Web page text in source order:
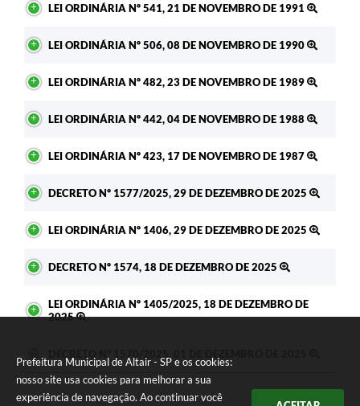
Prefeitura Municipal de Altair - SP e os cookies:
nosso site usa cookies para melhorar a sua
experiência de navegação. Ao continuar você
LEI ORDINÁRIA Nº 541, 21 DE NOVEMBRO DE 1991
LEI ORDINÁRIA Nº 506, 08 DE NOVEMBRO DE 1990
LEI ORDINÁRIA Nº 482, 23 DE NOVEMBRO DE 1989
LEI ORDINÁRIA Nº 442, 04 DE NOVEMBRO DE 1988
LEI ORDINÁRIA Nº 423, 17 DE NOVEMBRO DE 1987
DECRETO Nº 1577/2025, 29 DE DEZEMBRO DE 2025
LEI ORDINÁRIA Nº 1406, 29 DE DEZEMBRO DE 2025
DECRETO Nº 1574, 18 DE DEZEMBRO DE 2025
LEI ORDINÁRIA Nº 1405/2025, 18 DE DEZEMBRO DE
2025